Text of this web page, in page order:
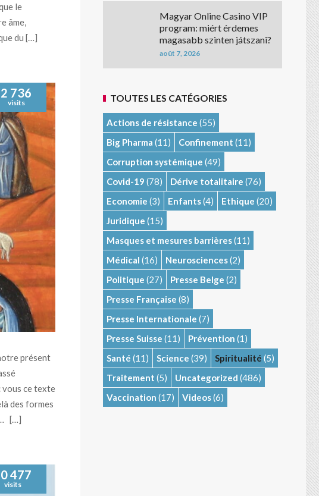
le
âme,
du […]
2 736
visits
présent
vous ce texte
des formes
[…]
477
visits
Magyar Online Casino VIP
program: miért érdemes
magasabb szinten játszani?
août 7, 2026
TOUTES LES CATÉGORIES
Actions de résistance (55)
Big Pharma (11) Confinement (11)
Corruption systémique (49)
Covid-19 (78) Dérive totalitaire (76)
Economie (3) Enfants(4) Ethique (20)
Juridique (15)
Masques et mesures barrières(11)
Médical (16) Neurosciences(2)
Politique (27) Presse Belge (2)
Presse Française (8)
Presse Internationale (7)
Presse Suisse (11) Prévention (1)
Santé (11) Science (39) Spiritualité (5)
Traitement (5) Uncategorized (486)
Vaccination (17) Videos(6)